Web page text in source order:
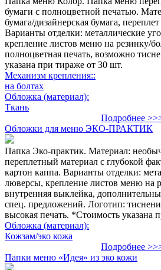
бумаги с полноцветной печатью.
бумага/дизайнерская бумага,
Варианты отделки: металлические
крепление листов меню на резинку/
полноцветная печать, возможно
указана при тираже от 30 шт.
Механизм крепления::
на болтах
Обложка (материал):
Ткань
Подробнее
Обложки для меню ЭКО-ПРАКТИК
Папка Эко-практик. Материал:
переплетный материал с глубокой
картон каппа. Варианты отделки:
люверсы, крепление листов меню на
внутренняя выклейка,
спец. предложений. Логотип:
высокая печать. *Стоимость указана
Обложка (материал):
Кожзам/эко кожа
Подробнее
Папки меню «Идея» из эко кожи